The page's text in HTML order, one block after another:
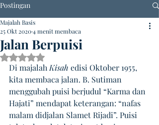
Postingan
Jalan Berpuisi
Majalah Basis
25 Okt 20204 menit membaca
Dinilai NaN dari 5 bintang.
Di majalah Kisah edisi Oktober 1955,
kita membaca jalan. B. Sutiman
menggubah puisi berjudul “Karma dan
Hajati” mendapat keterangan: “nafas
malam didjalan Slamet Rijadi”. Puisi